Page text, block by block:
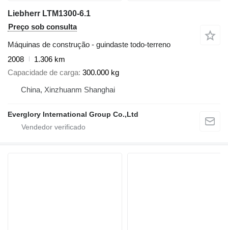
Liebherr LTM1300-6.1
Preço sob consulta
Máquinas de construção - guindaste todo-terreno
2008
1.306 km
Capacidade de carga 300.000 kg
China, Xinzhuanm Shanghai
Everglory International Group Co.,Ltd